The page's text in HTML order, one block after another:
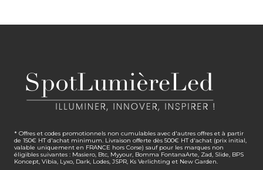
* Offres et codes promotionnels non cumulables avec d'autres offres et à partir
de 150€ HT d'achat minimum. Livraison offerte dès 500€ HT d'achat (prix initial,
valable uniquement en FRANCE hors Corse) sauf pour les marques non
éligibles suivantes : Masiero, Btc, Myyour, Bomma FontanaArte, Zad, Slide, BPS
Koncept, Vibia, Lyxo, Dark, Lodes, JSPR, Ks Verlichting et New Garden.